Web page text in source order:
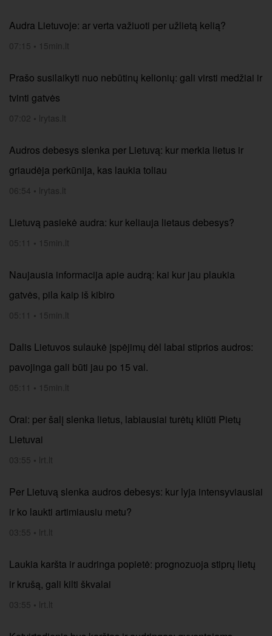
Audra Lietuvoje: ar verta važiuoti per užlietą kelią?
07:15 • 15min.lt
Prašo susilaikyti nuo nebūtinų kelionių: gali virsti medžiai ir
tvinti gatvės
07:02 • lrytas.lt
Audros debesys slenka per Lietuvą: kur merkia lietus ir
griaudėja perkūnija, kas laukia toliau
06:54 • lrytas.lt
Lietuvą pasiekė audra: kur keliauja lietaus debesys?
05:11 • 15min.lt
Naujausia informacija apie audrą: kai kur jau plaukia
gatvės, pila kaip iš kibiro
05:11 • 15min.lt
Dalis Lietuvos sulaukė įspėjimų dėl labai stiprios audros:
pavojinga gali būti jau po 15 val.
05:11 • 15min.lt
Orai: per šalį slenka lietus, labiausiai turėtų kliūti Pietų
Lietuvai
03:55 • lrt.lt
Per Lietuvą slenka audros debesys: kur lyja intensyviausiai
ir ko laukti artimiausiu metu?
03:55 • lrt.lt
Laukia karšta ir audringa popietė: prognozuoja stiprų lietų
ir krušą, gali kilti škvalai
03:55 • lrt.lt